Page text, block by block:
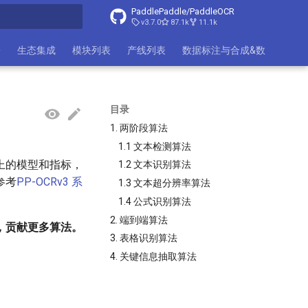
PaddlePaddle/PaddleOCR
v3.7.0 87.1k 11.1k
生态集成 模块列表 产线列表 数据标注与合成&数据集
目录
1. 两阶段算法
1.1 文本检测算法
1.2 文本识别算法
1.3 文本超分辨率算法
1.4 公式识别算法
2. 端到端算法
3. 表格识别算法
4. 关键信息抽取算法
的模型和指标，
考PP-OCRv3 系
献更多算法。